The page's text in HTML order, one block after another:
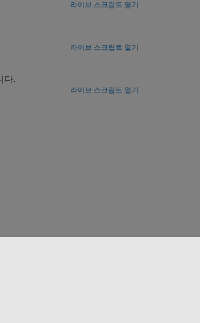
라이브 스크립트 열기
라이브 스크립트 열기
다.
라이브 스크립트 열기